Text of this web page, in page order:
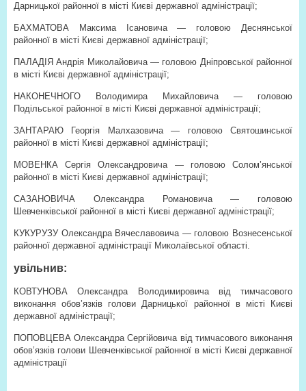
Дарницької районної в місті Києві державної адміністрації;
БАХМАТОВА Максима Ісановича — головою Деснянської
районної в місті Києві державної адміністрації;
ПАЛАДІЯ Андрія Миколайовича — головою Дніпровської районної
в місті Києві державної адміністрації;
НАКОНЕЧНОГО Володимира Михайловича — головою
Подільської районної в місті Києві державної адміністрації;
ЗАНТАРАЮ Георгія Малхазовича — головою Святошинської
районної в місті Києві державної адміністрації;
МОВЕНКА Сергія Олександровича — головою Солом’янської
районної в місті Києві державної адміністрації;
САЗАНОВИЧА Олександра Романовича — головою
Шевченківської районної в місті Києві державної адміністрації;
КУКУРУЗУ Олександра Вячеславовича — головою Вознесенської
районної державної адміністрації Миколаївської області.
увільнив:
КОВТУНОВА Олександра Володимировича від тимчасового
виконання обов’язків голови Дарницької районної в місті Києві
державної адміністрації;
ПОПОВЦЕВА Олександра Сергійовича від тимчасового виконання
обов’язків голови Шевченківської районної в місті Києві державної
адміністрації